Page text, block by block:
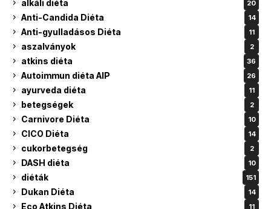
alkáli diéta 20
Anti-Candida Diéta 14
Anti-gyulladásos Diéta 11
aszalványok 2
atkins diéta 36
Autoimmun diéta AIP 26
ayurveda diéta 11
betegségek 2
Carnivore Diéta 10
CICO Diéta 14
cukorbetegség 2
DASH diéta 10
diéták 151
Dukan Diéta 14
Eco Atkins Diéta 11